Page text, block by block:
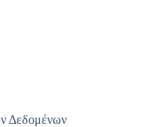
Δεδομένων